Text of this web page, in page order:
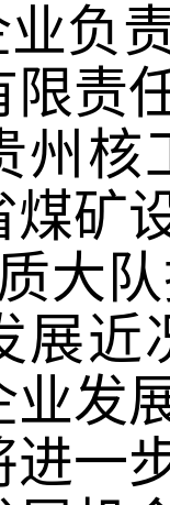
负
限责
州核
煤矿
大
展近
业发
进一